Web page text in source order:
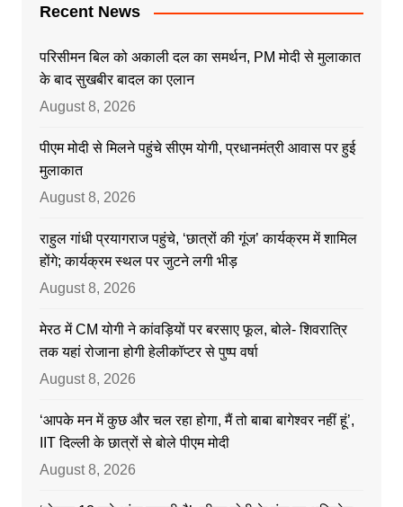
Recent News
परिसीमन बिल को अकाली दल का समर्थन, PM मोदी से मुलाकात
के बाद सुखबीर बादल का एलान
August 8, 2026
पीएम मोदी से मिलने पहुंचे सीएम योगी, प्रधानमंत्री आवास पर हुई
मुलाकात
August 8, 2026
राहुल गांधी प्रयागराज पहुंचे, ‘छात्रों की गूंज’ कार्यक्रम में शामिल
होंगे; कार्यक्रम स्थल पर जुटने लगी भीड़
August 8, 2026
मेरठ में CM योगी ने कांवड़ियों पर बरसाए फूल, बोले- शिवरात्रि
तक यहां रोजाना होगी हेलीकॉप्टर से पुष्प वर्षा
August 8, 2026
‘आपके मन में कुछ और चल रहा होगा, मैं तो बाबा बागेश्वर नहीं हूं’,
IIT दिल्ली के छात्रों से बोले पीएम मोदी
August 8, 2026